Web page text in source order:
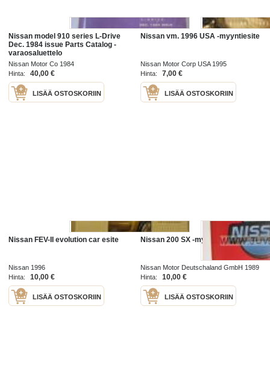
Nissan model 910 series L-Drive
Dec. 1984 issue Parts Catalog -
varaosaluettelo
Nissan Motor Co 1984
Hinta:
40,00 €
LISÄÄ OSTOSKORIIN
Nissan vm. 1996 USA -myyntiesite
Nissan Motor Corp USA 1995
Hinta:
7,00 €
LISÄÄ OSTOSKORIIN
Nissan FEV-II evolution car esite
Nissan 1996
Hinta:
10,00 €
LISÄÄ OSTOSKORIIN
Nissan 200 SX -myyntiesite
Nissan Motor Deutschaland GmbH 1989
Hinta:
10,00 €
LISÄÄ OSTOSKORIIN